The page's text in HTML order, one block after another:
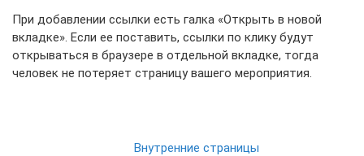
При добавлении ссылки есть галка «Открыть в новой
вкладке». Если ее поставить, ссылки по клику будут
открываться в браузере в отдельной вкладке, тогда
человек не потеряет страницу вашего мероприятия.
Внутренние страницы